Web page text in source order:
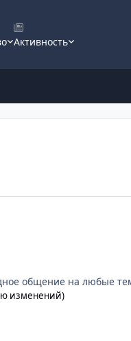
Активность
общение на любые
изменений)